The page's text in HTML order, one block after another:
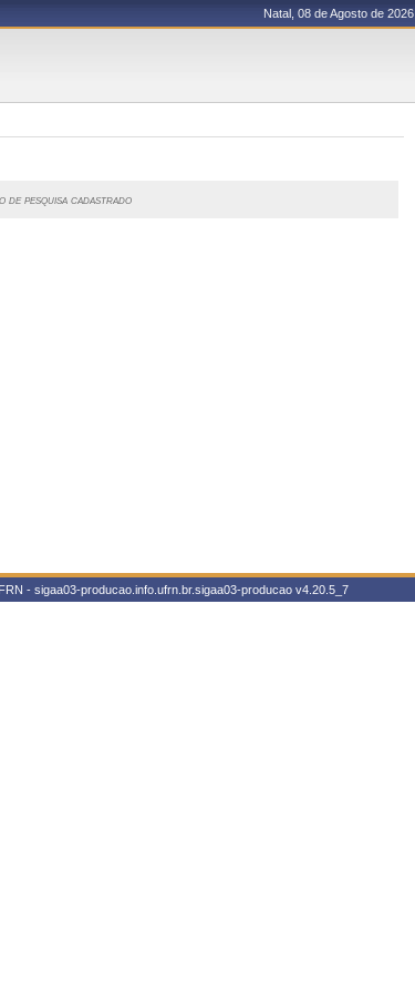
Natal, 08 de Agosto de 2026
de pesquisa cadastrado
- sigaa03-producao.info.ufrn.br.sigaa03-producao v4.20.5_7